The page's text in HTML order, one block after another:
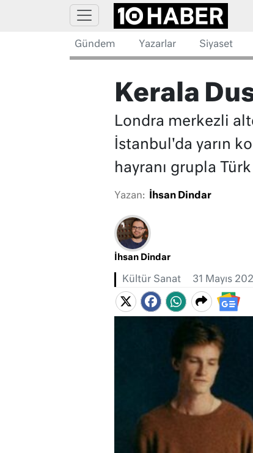
Gündem Yazarlar Siyaset
Kerala
Londra merkezli
İstanbul'da yarın
hayranı grupla
Yazan: İhsan Dindar
İhsan Dindar
Kültür Sanat 31 Mayıs